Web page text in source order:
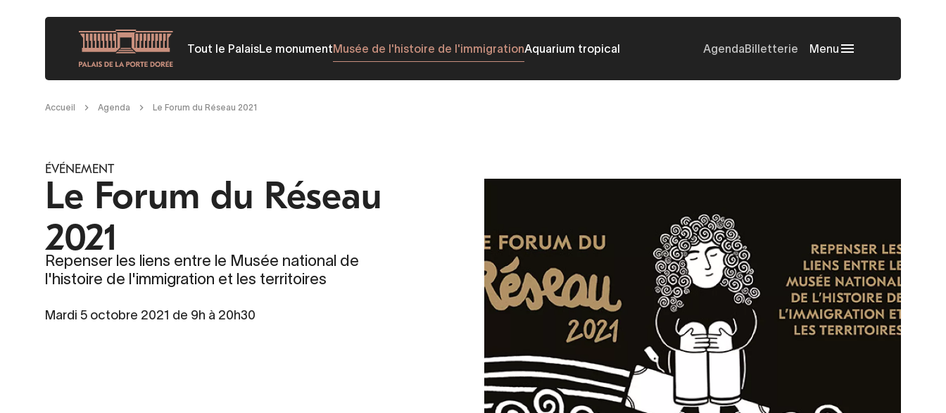
principal
Tout le PalaisLe monumentMusée de l'histoire de l'immigrationAquarium tropical AgendaBilletterie Menu
Fil
Accueil Agenda Le Forum du Réseau 2021
ÉVÉNEMENT
Le Forum du Réseau
2021
Repenser les liens entre le Musée national de
l'histoire de l'immigration et les territoires
Mardi 5 octobre 2021 de 9h à 20h30